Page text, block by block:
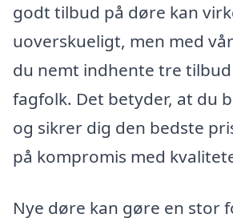
godt tilbud på døre kan
uoverskueligt, men med
du nemt indhente tre
fagfolk. Det betyder, at du
og sikrer dig den bedste
på kompromis med
Nye døre kan gøre en stor